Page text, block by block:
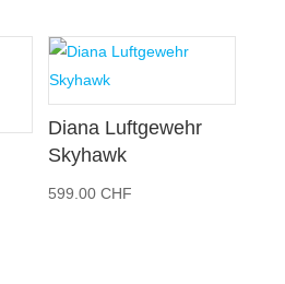
Diana Luftgewehr
Skyhawk
599.00CHF